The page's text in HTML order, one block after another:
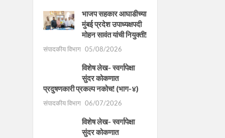
भाजप सहकार आघाडीच्या
मुंबई प्रदेश उपाध्यक्षपदी
मोहन सावंत यांची नियुक्ती!
संपादकीय विभाग 05/08/2026
विशेष लेख- स्वर्गापेक्षा
सुंदर कोकणात
प्रदुषणकारी प्रकल्प नकोच! (भाग-४)
संपादकीय विभाग 06/07/2026
विशेष लेख- स्वर्गापेक्षा
सुंदर कोकणात